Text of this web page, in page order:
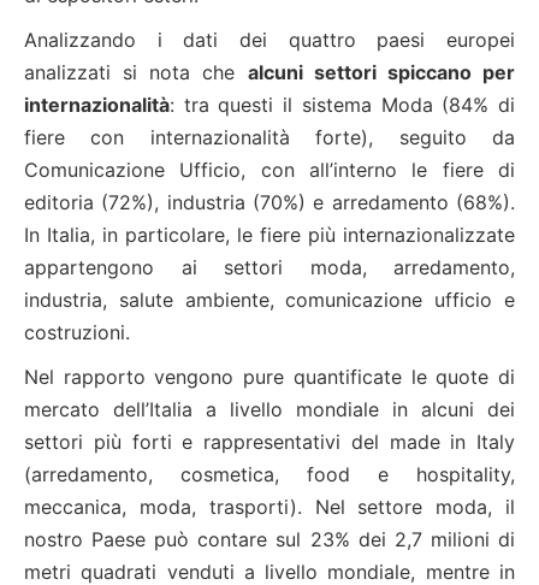
Analizzando i dati dei quattro paesi europei
analizzati si nota che alcuni settori spiccano per
internazionalità: tra questi il sistema Moda (84% di
fiere con internazionalità forte), seguito da
Comunicazione Ufficio, con all’interno le fiere di
editoria (72%), industria (70%) e arredamento (68%).
In Italia, in particolare, le fiere più internazionalizzate
appartengono ai settori moda, arredamento,
industria, salute ambiente, comunicazione ufficio e
costruzioni.
Nel rapporto vengono pure quantificate le quote di
mercato dell’Italia a livello mondiale in alcuni dei
settori più forti e rappresentativi del made in Italy
(arredamento, cosmetica, food e hospitality,
meccanica, moda, trasporti). Nel settore moda, il
nostro Paese può contare sul 23% dei 2,7 milioni di
metri quadrati venduti a livello mondiale, mentre in